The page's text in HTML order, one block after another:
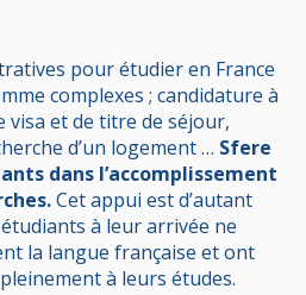
pour étudier en France
complexes ; candidature à
visa et de titre de séjour,
d’un logement … Sfere
dans l’accomplissement
Cet appui est d’autant
à leur arrivée ne
la langue française et ont
à leurs études.